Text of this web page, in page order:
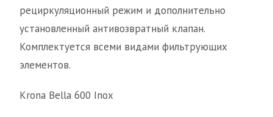
рециркуляционный режим и дополнительно
установленный антивозвратный клапан.
Комплектуется всеми видами фильтрующих
элементов.
Krona Bella 600 Inox